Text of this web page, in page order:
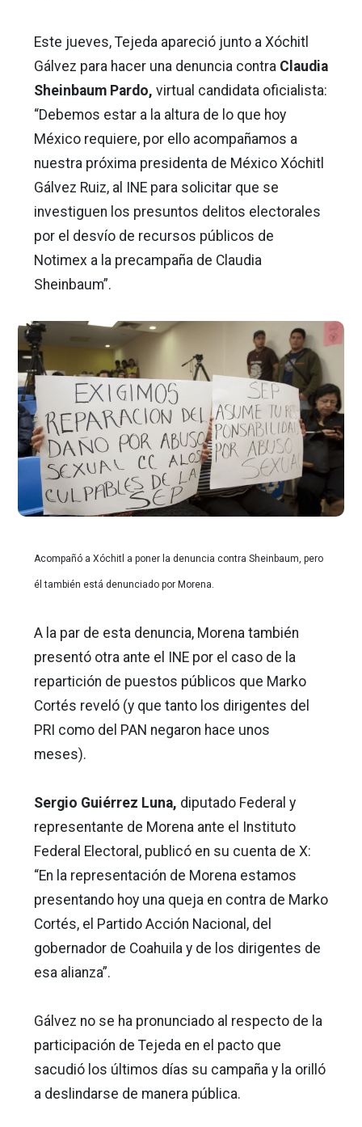
Este jueves, Tejeda apareció junto a Xóchitl
Gálvez para hacer una denuncia contra Claudia
Sheinbaum Pardo, virtual candidata oficialista:
“Debemos estar a la altura de lo que hoy
México requiere, por ello acompañamos a
nuestra próxima presidenta de México Xóchitl
Gálvez Ruiz, al INE para solicitar que se
investiguen los presuntos delitos electorales
por el desvío de recursos públicos de
Notimex a la precampaña de Claudia
Sheinbaum”.
Acompañó a Xóchitl a poner la denuncia contra Sheinbaum, pero
él también está denunciado por Morena.
A la par de esta denuncia, Morena también
presentó otra ante el INE por el caso de la
repartición de puestos públicos que Marko
Cortés reveló (y que tanto los dirigentes del
PRI como del PAN negaron hace unos
meses).
Sergio Guiérrez Luna, diputado Federal y
representante de Morena ante el Instituto
Federal Electoral, publicó en su cuenta de X:
“En la representación de Morena estamos
presentando hoy una queja en contra de Marko
Cortés, el Partido Acción Nacional, del
gobernador de Coahuila y de los dirigentes de
esa alianza”.
Gálvez no se ha pronunciado al respecto de la
participación de Tejeda en el pacto que
sacudió los últimos días su campaña y la orilló
a deslindarse de manera pública.